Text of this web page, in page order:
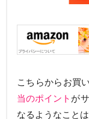
こちらからお買
当のポイント が
なるようなことは